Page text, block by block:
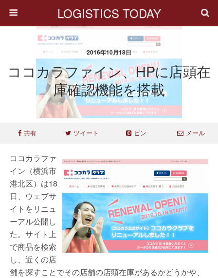
LOGISTICS TODAY
2016年10月18日
ココカラファイン、HPに店頭在
庫確認機能を搭載
共有 ツイート ピン メール
ココカラファ
イン（横浜市
港北区）は18
日、ウェブサ
イトをリニュ
ーアル公開し
た。サイト上
で商品を検索
し、近くの店
舗を探すことでその店舗の店頭在庫があるかどうかや、